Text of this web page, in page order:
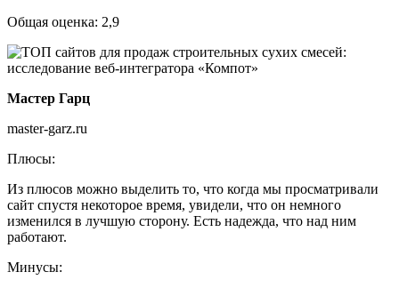
Общая оценка: 2,9
Мастер Гарц
master-garz.ru
Плюсы:
Из плюсов можно выделить то, что когда мы просматривали
сайт спустя некоторое время, увидели, что он немного
изменился в лучшую сторону. Есть надежда, что над ним
работают.
Минусы: